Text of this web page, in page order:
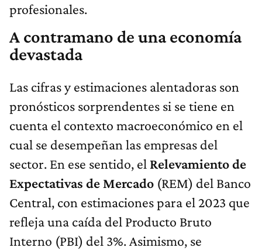
profesionales.
A contramano de una economía
devastada
Las cifras y estimaciones alentadoras son
pronósticos sorprendentes si se tiene en
cuenta el contexto macroeconómico en el
cual se desempeñan las empresas del
sector. En ese sentido, el Relevamiento de
Expectativas de Mercado (REM) del Banco
Central, con estimaciones para el 2023 que
refleja una caída del Producto Bruto
Interno (PBI) del 3%. Asimismo, se